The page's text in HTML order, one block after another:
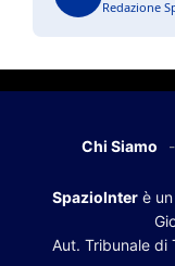
Redazione
Chi Siamo
SpazioInter è
Aut. Tribunale di